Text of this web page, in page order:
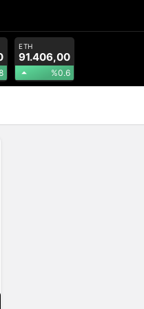
ETH
91.406,00
%0.6